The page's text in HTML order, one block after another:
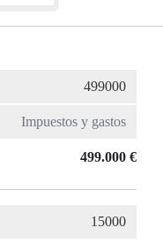
499.000 €